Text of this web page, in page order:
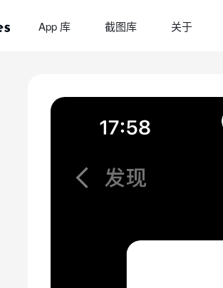
App 库 截图库 关于